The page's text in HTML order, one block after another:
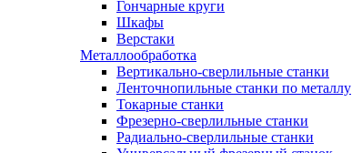
Гончарные круги
Шкафы
Верстаки
Металлообработка
Вертикально-сверлильные станки
Ленточнопильные станки по металлу
Токарные станки
Фрезерно-сверлильные станки
Радиально-сверлильные станки